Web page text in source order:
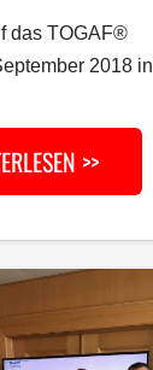
das TOGAF®
2018 in
>>